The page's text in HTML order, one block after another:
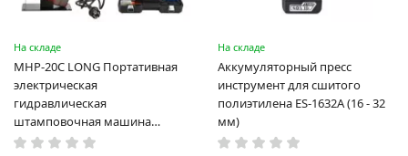
На складе
MHP-20C LONG Портативная
электрическая
гидравлическая
штамповочная машина
высокая мощность и мощный
На складе
Аккумуляторный пресс
инструмент для сшитого
полиэтилена ES-1632A (16 - 32
мм)